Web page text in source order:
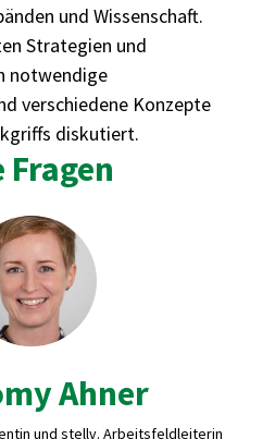
und Wissenschaft.
Strategien und
notwendige
verschiedene Konzepte
diskutiert.
Ahner
und stellv. Arbeitsfeldleiterin